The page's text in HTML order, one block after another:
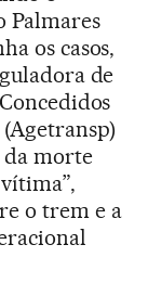
Palmares
os casos,
de
da morte
o trem e a